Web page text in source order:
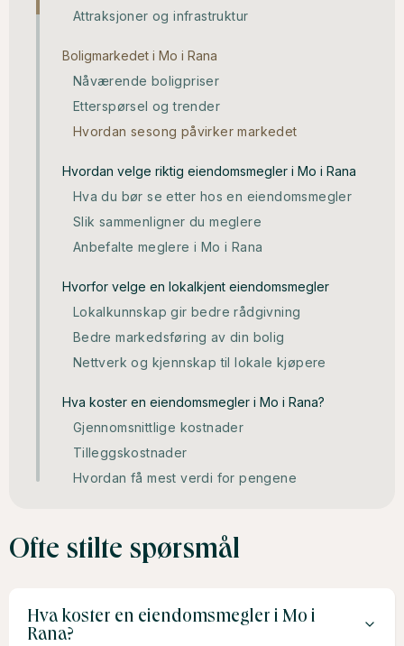
Attraksjoner og infrastruktur
Boligmarkedet i Mo i Rana
Nåværende boligpriser
Etterspørsel og trender
Hvordan sesong påvirker markedet
Hvordan velge riktig eiendomsmegler i Mo i Rana
Hva du bør se etter hos en eiendomsmegler
Slik sammenligner du meglere
Anbefalte meglere i Mo i Rana
Hvorfor velge en lokalkjent eiendomsmegler
Lokalkunnskap gir bedre rådgivning
Bedre markedsføring av din bolig
Nettverk og kjennskap til lokale kjøpere
Hva koster en eiendomsmegler i Mo i Rana?
Gjennomsnittlige kostnader
Tilleggskostnader
Hvordan få mest verdi for pengene
Ofte stilte spørsmål
Hva koster en eiendomsmegler i Mo i
Rana?